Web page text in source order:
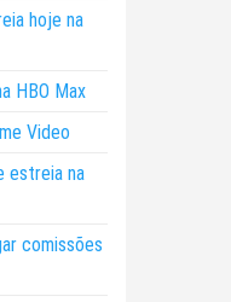
hoje na
HBO Max
Video
estreia na
comissões